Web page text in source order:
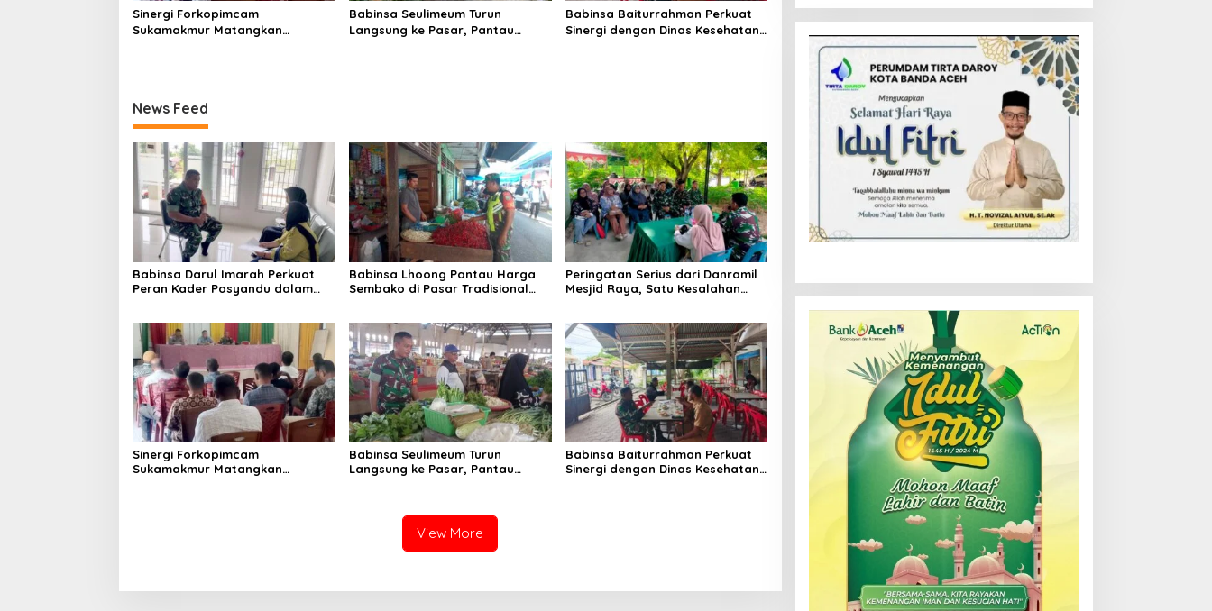
Sinergi Forkopimcam
Sukamakmur Matangkan
Babinsa Seulimeum Turun
Langsung ke Pasar, Pantau
Babinsa Baiturrahman Perkuat
Sinergi dengan Dinas Kesehatan,
News Feed
Babinsa Darul Imarah Perkuat
Peran Kader Posyandu dalam
Babinsa Lhoong Pantau Harga
Sembako di Pasar Tradisional
Peringatan Serius dari Danramil
Mesjid Raya, Satu Kesalahan
Sinergi Forkopimcam
Sukamakmur Matangkan
Babinsa Seulimeum Turun
Langsung ke Pasar, Pantau
Babinsa Baiturrahman Perkuat
Sinergi dengan Dinas Kesehatan,
View More